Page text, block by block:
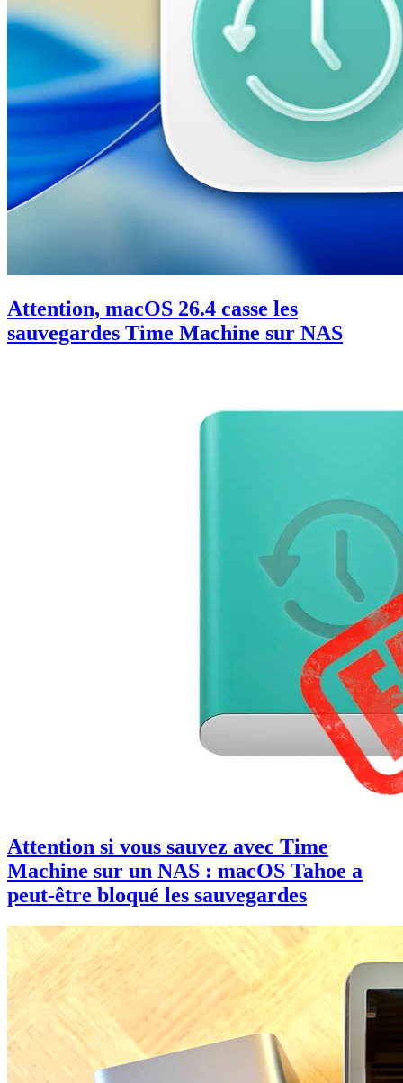
Attention, macOS 26.4 casse les
sauvegardes Time Machine sur NAS
Attention si vous sauvez avec Time
Machine sur un NAS : macOS Tahoe a
peut-être bloqué les sauvegardes